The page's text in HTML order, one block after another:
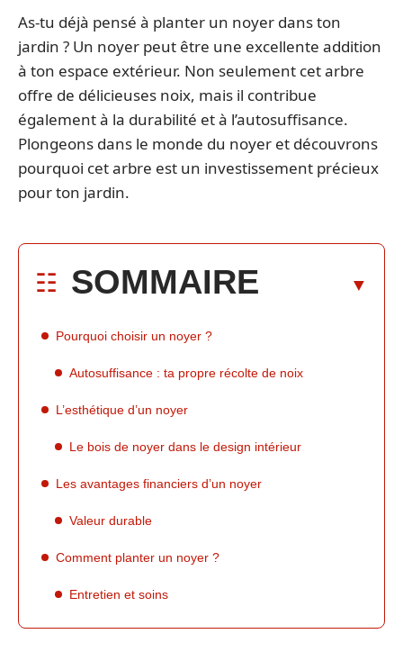
As-tu déjà pensé à planter un noyer dans ton
jardin ? Un noyer peut être une excellente addition
à ton espace extérieur. Non seulement cet arbre
offre de délicieuses noix, mais il contribue
également à la durabilité et à l’autosuffisance.
Plongeons dans le monde du noyer et découvrons
pourquoi cet arbre est un investissement précieux
pour ton jardin.
SOMMAIRE
Pourquoi choisir un noyer ?
Autosuffisance : ta propre récolte de noix
L’esthétique d’un noyer
Le bois de noyer dans le design intérieur
Les avantages financiers d’un noyer
Valeur durable
Comment planter un noyer ?
Entretien et soins